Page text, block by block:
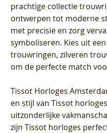
prachtige collectie
ontwerpen tot moderne
met precisie en zorg
symboliseren. Kies uit
trouwringen, zilveren
om de perfecte match
Tissot Horloges
en stijl van Tissot
uitzonderlijke
zijn Tissot horloges